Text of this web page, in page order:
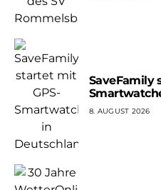
SaveFamily
8. AUGUST 2026